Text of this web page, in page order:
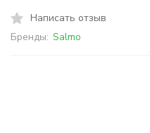
Написать отзыв
Бренды: Salmo